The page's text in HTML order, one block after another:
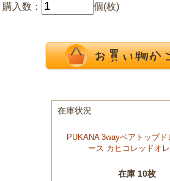
購入数： 個(枚)